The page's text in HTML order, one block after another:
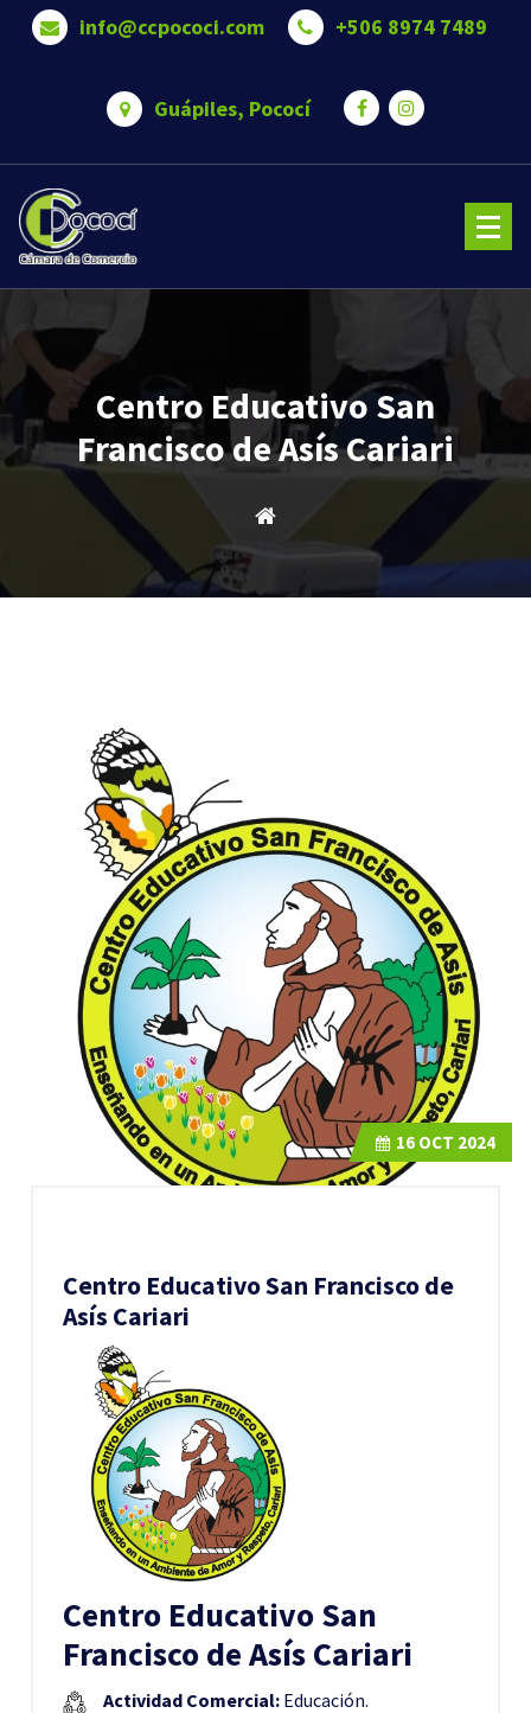
Saltar
info@ccpococi.com +506 8974 7489
Guápiles, Pococí
oportunidades a nuestros asociados.
Centro Educativo San
Francisco de Asís Cariari
Centro Educativo San Francisco de
Asís Cariari
16 OCT 2024
Centro Educativo San
Francisco de Asís Cariari
Actividad Comercial: Educación.